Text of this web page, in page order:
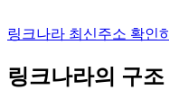
링크나라 최신주소 확인
링크나라의 구조